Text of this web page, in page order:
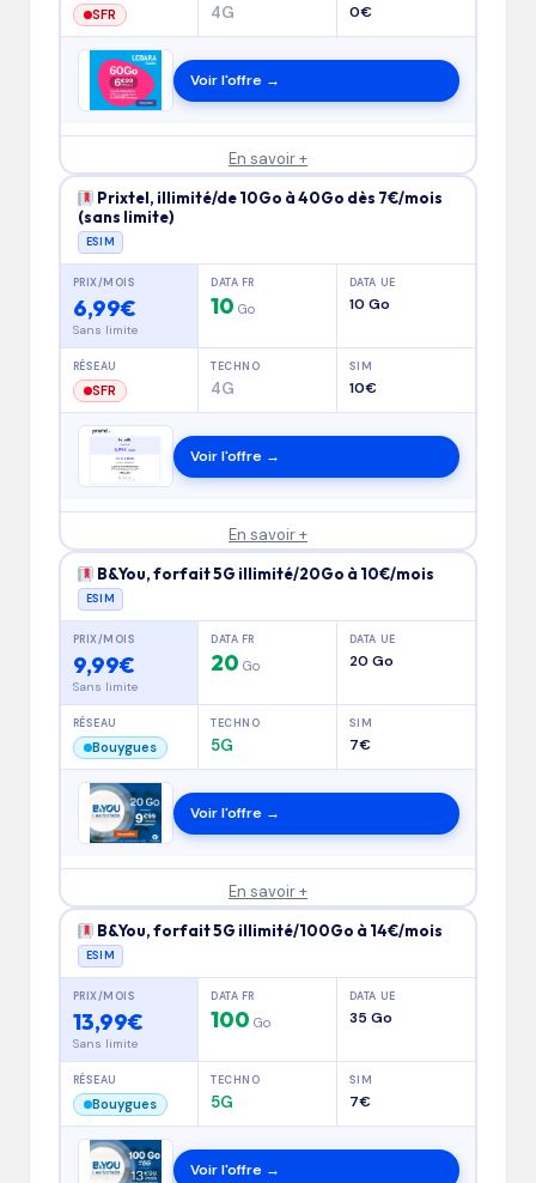
SFR 4G 0€
Voir l'offre →
En savoir +
Prixtel, illimité/de 10Go à 40Go dès 7€/mois
(sans limite)
ESIM
PRIX/MOIS
6,99€
Sans limite
DATA FR
10 Go
DATA UE
10 Go
RÉSEAU
SFR
TECHNO
4G
SIM
10€
Voir l'offre →
En savoir +
B&You, forfait 5G illimité/20Go à 10€/mois
ESIM
PRIX/MOIS
9,99€
Sans limite
DATA FR
20 Go
DATA UE
20 Go
RÉSEAU
Bouygues
TECHNO
5G
SIM
7€
Voir l'offre →
En savoir +
B&You, forfait 5G illimité/100Go à 14€/mois
ESIM
PRIX/MOIS
13,99€
Sans limite
DATA FR
100 Go
DATA UE
35 Go
RÉSEAU
Bouygues
TECHNO
5G
SIM
7€
Voir l'offre →